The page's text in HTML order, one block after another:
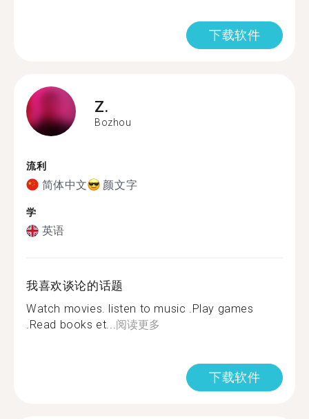
下载软件
Z.
Bozhou
流利
简体中文 颜文字
学
英语
我喜欢谈论的话题
Watch movies. listen to music .Play games
.Read books et...阅读更多
下载软件